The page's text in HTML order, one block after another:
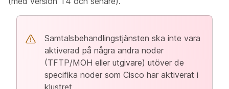
Samtalsbehandlingstjänsten ska inte vara
aktiverad på några andra noder
(TFTP/MOH eller utgivare) utöver de
specifika noder som Cisco har aktiverat i